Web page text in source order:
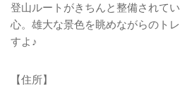
登山ルートがきちんと整備されて
心。雄大な景色を眺めながらのト
すよ♪
【住所】